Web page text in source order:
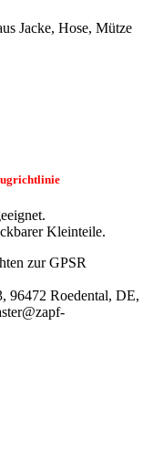
Jacke, Hose, Mütze
Kleinteile.
zur GPSR
96472 Roedental, DE,